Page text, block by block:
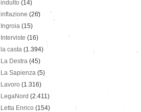
indulto (14)
inflazione (26)
Ingroia (15)
Interviste (16)
la casta (1.394)
La Destra (45)
La Sapienza (5)
Lavoro (1.316)
LegaNord (2.411)
Letta Enrico (154)